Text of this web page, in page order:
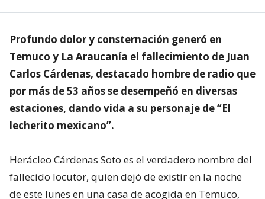
Profundo dolor y consternación generó en
Temuco y La Araucanía el fallecimiento de Juan
Carlos Cárdenas, destacado hombre de radio que
por más de 53 años se desempeñó en diversas
estaciones, dando vida a su personaje de “El
lecherito mexicano”.
Herácleo Cárdenas Soto es el verdadero nombre del
fallecido locutor, quien dejó de existir en la noche
de este lunes en una casa de acogida en Temuco,